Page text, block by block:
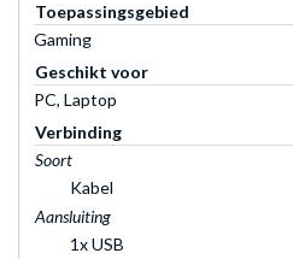
Toepassingsgebied
Gaming
Geschikt voor
PC, Laptop
Verbinding
Soort
Kabel
Aansluiting
1x USB